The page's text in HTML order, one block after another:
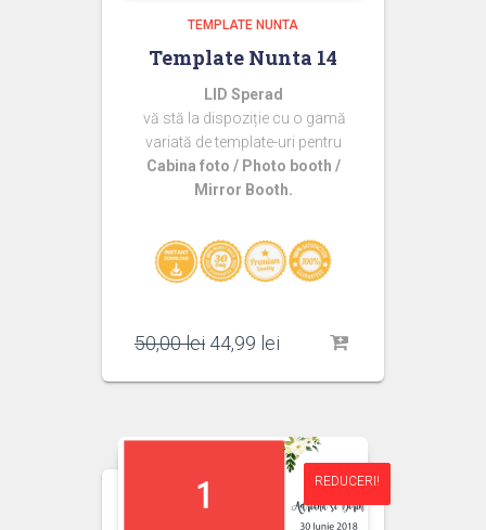
TEMPLATE NUNTA
Template Nunta 14
LID Sperad
vă stă la dispoziție cu o gamă
variată de template-uri pentru
Cabina foto / Photo booth /
Mirror Booth.
50,00lei Prețul
a
44,99 lei
este:
REDUCERI!
REDUCERI!